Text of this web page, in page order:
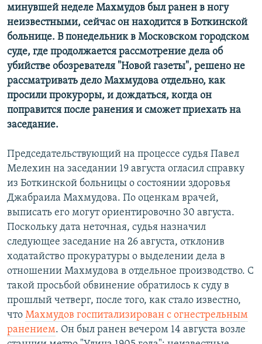
минувшей неделе Махмудов был ранен в ногу
неизвестными, сейчас он находится в Боткинской
больнице. В понедельник в Московском городском
суде, где продолжается рассмотрение дела об
убийстве обозревателя "Новой газеты", решено не
рассматривать дело Махмудова отдельно, как
просили прокуроры, и дождаться, когда он
поправится после ранения и сможет приехать на
заседание.
Председательствующий на процессе судья Павел
Мелехин на заседании 19 августа огласил справку
из Боткинской больницы о состоянии здоровья
Джабраила Махмудова. По оценкам врачей,
выписать его могут ориентировочно 30 августа.
Поскольку дата неточная, судья назначил
следующее заседание на 26 августа, отклонив
ходатайство прокуратуры о выделении дела в
отношении Махмудова в отдельное производство. С
такой просьбой обвинение обратилось к суду в
прошлый четверг, после того, как стало известно,
что Махмудов госпитализирован с огнестрельным
ранением. Он был ранен вечером 14 августа возле